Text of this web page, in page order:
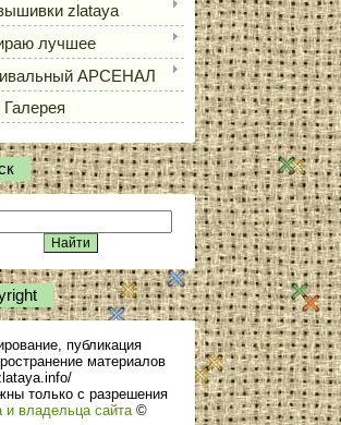
zlataya
лучшее
АРСЕНАЛ
публикация
материалов
только с разрешения
и владельца сайта©